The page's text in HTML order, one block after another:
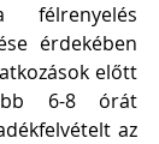
érdekében
előtt
6-8 órát
az